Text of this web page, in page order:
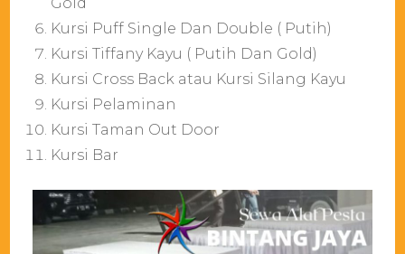
Kursi Puff Single Dan Double ( Putih)
Kursi Tiffany Kayu ( Putih Dan Gold)
Kursi Cross Back atau Kursi Silang Kayu
Kursi Pelaminan
Kursi Taman Out Door
Kursi Bar